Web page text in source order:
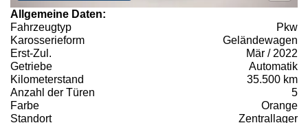
Allgemeine Daten:
Fahrzeugtyp
Pkw
Karosserieform
Geländewagen
Erst-Zul.
Mär / 2022
Getriebe
Automatik
Kilometerstand
35.500 km
Anzahl der Türen
5
Farbe
Orange
Standort
Zentrallager